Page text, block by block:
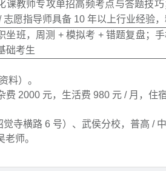
课教师专攻单招高频考点与答题技
志愿指导师具备 10 年以上行业经验
坐班，周测 + 模拟考 + 错题复盘；
础考生
）。
2000 元，生活费 980 元 / 月，住
横路 6 号）、武侯分校，普高 / 中
师。